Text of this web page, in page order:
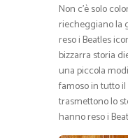
Non c’è solo
riecheggiano la
reso i Beatles
bizzarra storia
una piccola
famoso in tutto
trasmettono lo
hanno reso i